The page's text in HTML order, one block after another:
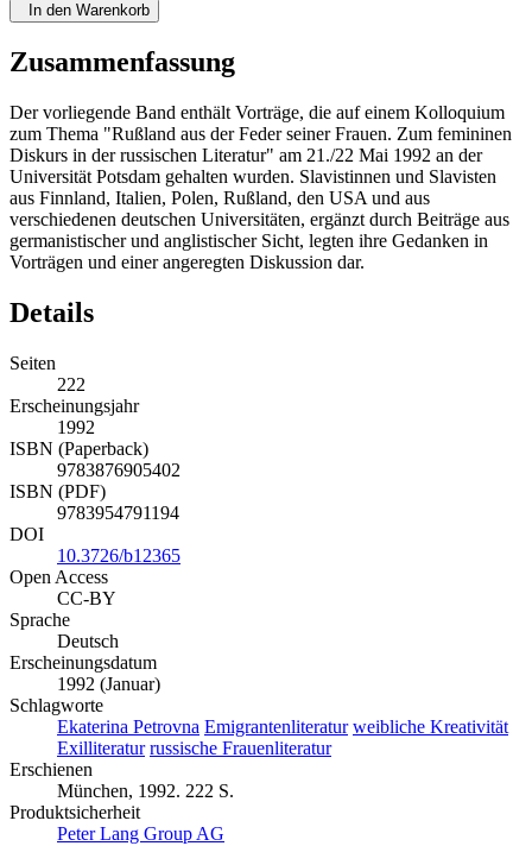
In den Warenkorb
Zusammenfassung
Der vorliegende Band enthält Vorträge, die auf einem Kolloquium
zum Thema "Rußland aus der Feder seiner Frauen. Zum femininen
Diskurs in der russischen Literatur" am 21./22 Mai 1992 an der
Universität Potsdam gehalten wurden. Slavistinnen und Slavisten
aus Finnland, Italien, Polen, Rußland, den USA und aus
verschiedenen deutschen Universitäten, ergänzt durch Beiträge aus
germanistischer und anglistischer Sicht, legten ihre Gedanken in
Vorträgen und einer angeregten Diskussion dar.
Details
Seiten
222
Erscheinungsjahr
1992
ISBN (Paperback)
9783876905402
ISBN (PDF)
9783954791194
DOI
10.3726/b12365
Open Access
CC-BY
Sprache
Deutsch
Erscheinungsdatum
1992 (Januar)
Schlagworte
Ekaterina Petrovna Emigrantenliteratur weibliche Kreativität
Exilliteratur russische Frauenliteratur
Erschienen
München, 1992. 222 S.
Produktsicherheit
Peter Lang Group AG